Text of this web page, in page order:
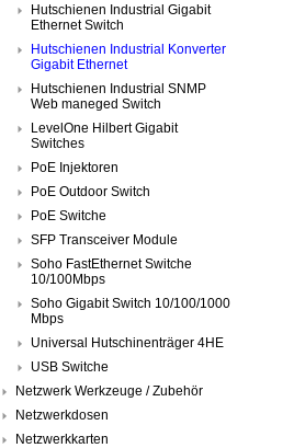
Hutschienen Industrial Gigabit
Ethernet Switch
Hutschienen Industrial Konverter
Gigabit Ethernet
Hutschienen Industrial SNMP
Web maneged Switch
LevelOne Hilbert Gigabit
Switches
PoE Injektoren
PoE Outdoor Switch
PoE Switche
SFP Transceiver Module
Soho FastEthernet Switche
10/100Mbps
Soho Gigabit Switch 10/100/1000
Mbps
Universal Hutschinenträger 4HE
USB Switche
Netzwerk Werkzeuge / Zubehör
Netzwerkdosen
Netzwerkkarten